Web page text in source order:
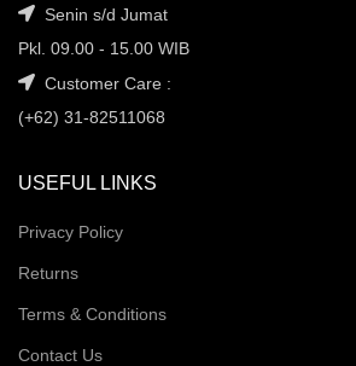
Senin s/d Jumat
Pkl. 09.00 - 15.00 WIB
Customer Care :
(+62) 31-82511068
USEFUL LINKS
Privacy Policy
Returns
Terms & Conditions
Contact Us